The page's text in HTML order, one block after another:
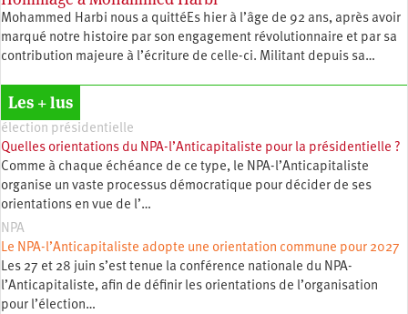
Mohammed Harbi nous a quittéEs hier à l’âge de 92 ans, après avoir
marqué notre histoire par son engagement révolutionnaire et par sa
contribution majeure à l’écriture de celle-ci. Militant depuis sa…
Les + lus
élection présidentielle
Quelles orientations du NPA-l’Anticapitaliste pour la présidentielle ?
Comme à chaque échéance de ce type, le NPA-l’Anticapitaliste
organise un vaste processus démocratique pour décider de ses
orientations en vue de l’…
NPA
Le NPA-l’Anticapitaliste adopte une orientation commune pour 2027
Les 27 et 28 juin s’est tenue la conférence nationale du NPA-
l’Anticapitaliste, afin de définir les orientations de l’organisation
pour l’élection…